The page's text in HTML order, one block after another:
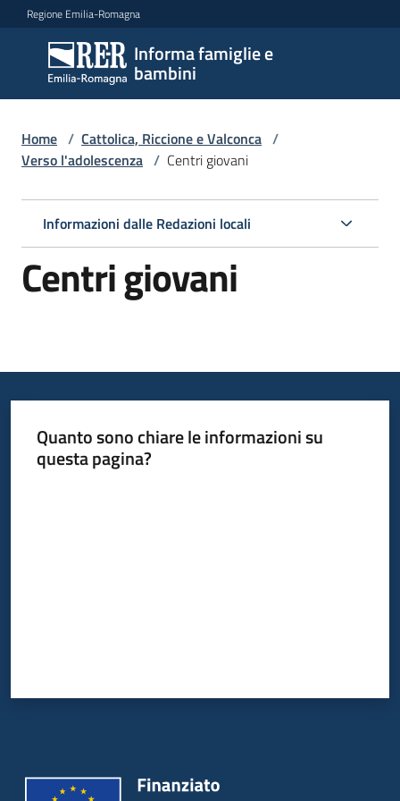
Vai al contenuto
Vai alla navigazione
Vai al footer
Regione Emilia-Romagna
Informa famiglie e
bambini
Informa
famiglie
e
bambini
Argomenti
Servizi
le
Informazioni
Home / Cattolica, Riccione e Valconca /
Verso l'adolescenza / Centri giovani
Informazioni dalle Redazioni locali
Centri giovani
Quanto sono chiare le informazioni su
questa pagina?